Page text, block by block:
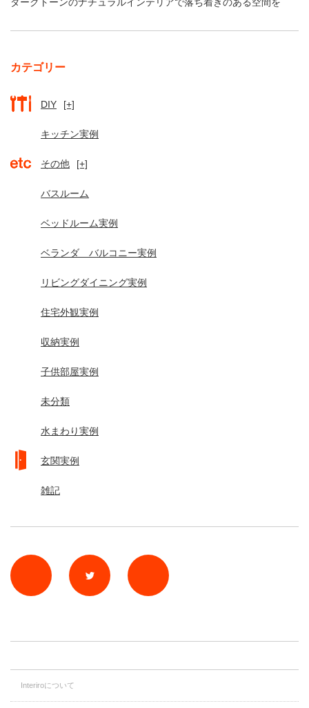
カテゴリー
DIY [+]
キッチン実例
その他 [+]
バスルーム
ベッドルーム実例
ベランダ バルコニー実例
リビングダイニング実例
住宅外観実例
収納実例
子供部屋実例
未分類
水まわり実例
玄関実例
雑記
Twitter
Interiroについて